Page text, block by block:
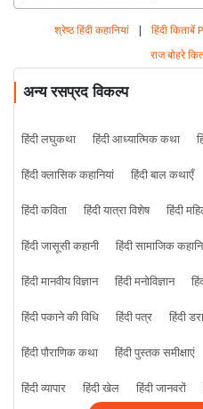
श्रेष्ठ हिंदी कहानियां | हिंदी किताबें
राज बोहरे
अन्य रसप्रद विकल्प
हिंदी लघुकथा हिंदी आध्यात्मिक कथा
हिंदी क्लासिक कहानियां
हिंदी बाल कथाएँ
हिंदी कविता
हिंदी यात्रा विशेष हिंदी
हिंदी जासूसी कहानी
हिंदी सामाजिक
हिंदी मानवीय विज्ञान
हिंदी मनोविज्ञान
हिंदी पकाने की विधि
हिंदी पत्र हिंदी
हिंदी पौराणिक कथा
हिंदी पुस्तक समीक्षाएं
हिंदी व्यापार
हिंदी खेल हिंदी जानवरों